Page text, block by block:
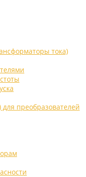
тока)
преобразователей